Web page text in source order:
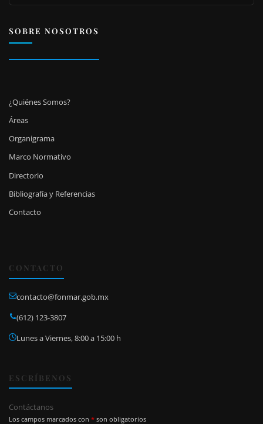
SOBRE NOSOTROS
¿Quiénes Somos?
Áreas
Organigrama
Marco Normativo
Directorio
Bibliografía y Referencias
Contacto
CONTACTO
contacto@fonmar.gob.mx
(612) 123-3807
Lunes a Viernes, 8:00 a 15:00 h
ESCRÍBENOS
Contáctanos
Los campos marcados con * son obligatorios